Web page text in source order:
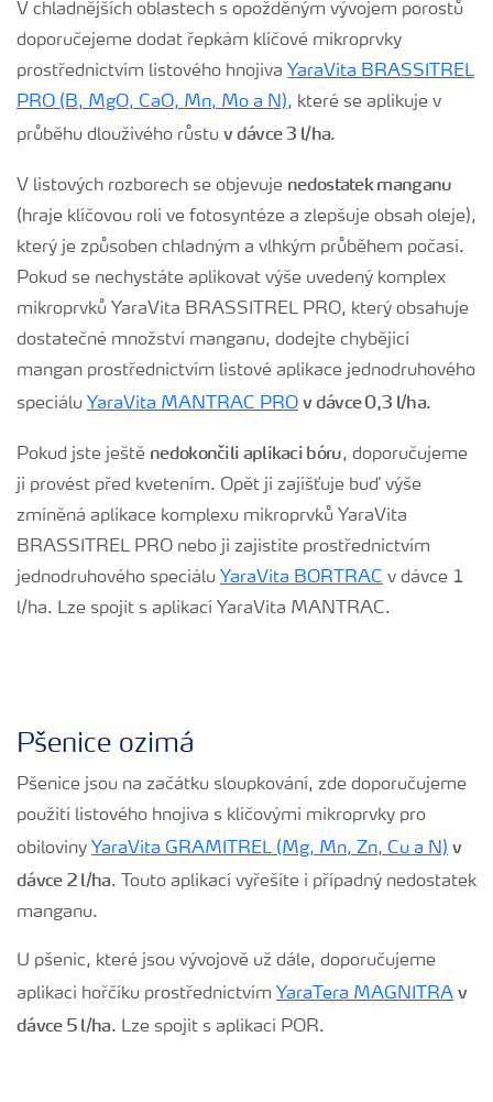
V chladnějších oblastech s opožděným vývojem porostů
doporučejeme dodat řepkám klíčové mikroprvky
prostřednictvím listového hnojiva YaraVita BRASSITREL
PRO (B, MgO, CaO, Mn, Mo a N), které se aplikuje v
průběhu dlouživého růstu v dávce 3 l/ha.
V listových rozborech se objevuje nedostatek manganu
(hraje klíčovou roli ve fotosyntéze a zlepšuje obsah oleje),
který je způsoben chladným a vlhkým průběhem počasí.
Pokud se nechystáte aplikovat výše uvedený komplex
mikroprvků YaraVita BRASSITREL PRO, který obsahuje
dostatečné množství manganu, dodejte chybějící
mangan prostřednictvím listové aplikace jednodruhového
speciálu YaraVita MANTRAC PRO v dávce 0,3 l/ha.
Pokud jste ještě nedokončili aplikaci bóru, doporučujeme
ji provést před kvetením. Opět ji zajišťuje buď výše
zmíněná aplikace komplexu mikroprvků YaraVita
BRASSITREL PRO nebo ji zajistíte prostřednictvím
jednodruhového speciálu YaraVita BORTRAC v dávce 1
l/ha. Lze spojit s aplikací YaraVita MANTRAC.
Pšenice ozimá
Pšenice jsou na začátku sloupkování, zde doporučujeme
použití listového hnojiva s klíčovými mikroprvky pro
obiloviny YaraVita GRAMITREL (Mg, Mn, Zn, Cu a N) v
dávce 2 l/ha. Touto aplikací vyřešíte i případný nedostatek
manganu.
U pšenic, které jsou vývojově už dále, doporučujeme
aplikaci hořčíku prostřednictvím YaraTera MAGNITRA v
dávce 5 l/ha. Lze spojit s aplikací POR.